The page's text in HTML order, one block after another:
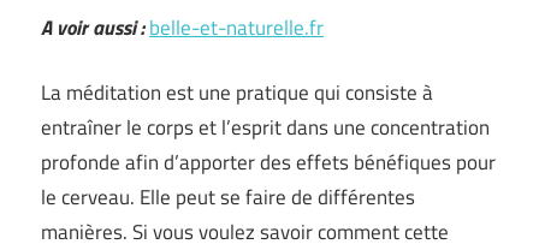
A voir aussi :belle-et-naturelle.fr
La méditation est une pratique qui consiste à
entraîner le corps et l’esprit dans une concentration
profonde afin d’apporter des effets bénéfiques pour
le cerveau. Elle peut se faire de différentes
manières. Si vous voulez savoir comment cette